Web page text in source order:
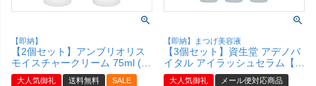
【即納】
【2個セット】アンブリオリス
モイスチャークリーム 75ml (ノ
ーマル～ドライスキン用) 化粧
大人気御礼 送料無料 SALE
【即納】まつげ美容液
【3個セット】資生堂 アデノバ
イタル アイラッシュセラム【ま
つ毛美容液】【メール便対応商
大人気御礼
メール便対応商品